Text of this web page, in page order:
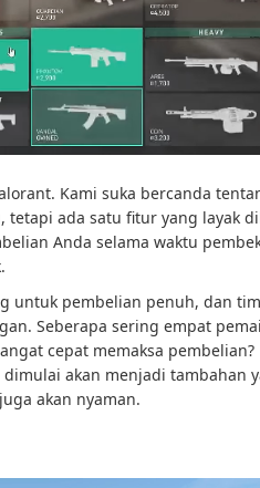
Kami suka bercanda
ada satu fitur yang layak
Anda selama waktu
untuk pembelian penuh, dan
Seberapa sering empat
cepat memaksa pembelian?
akan menjadi tambahan
akan nyaman.